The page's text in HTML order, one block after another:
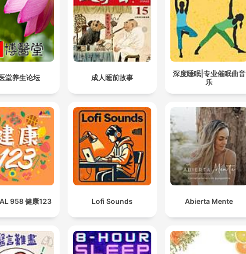
堂养生论坛 成人睡前故事
深度睡眠|专业催眠曲音
乐
958 健康123 Lofi Sounds Abierta Mente